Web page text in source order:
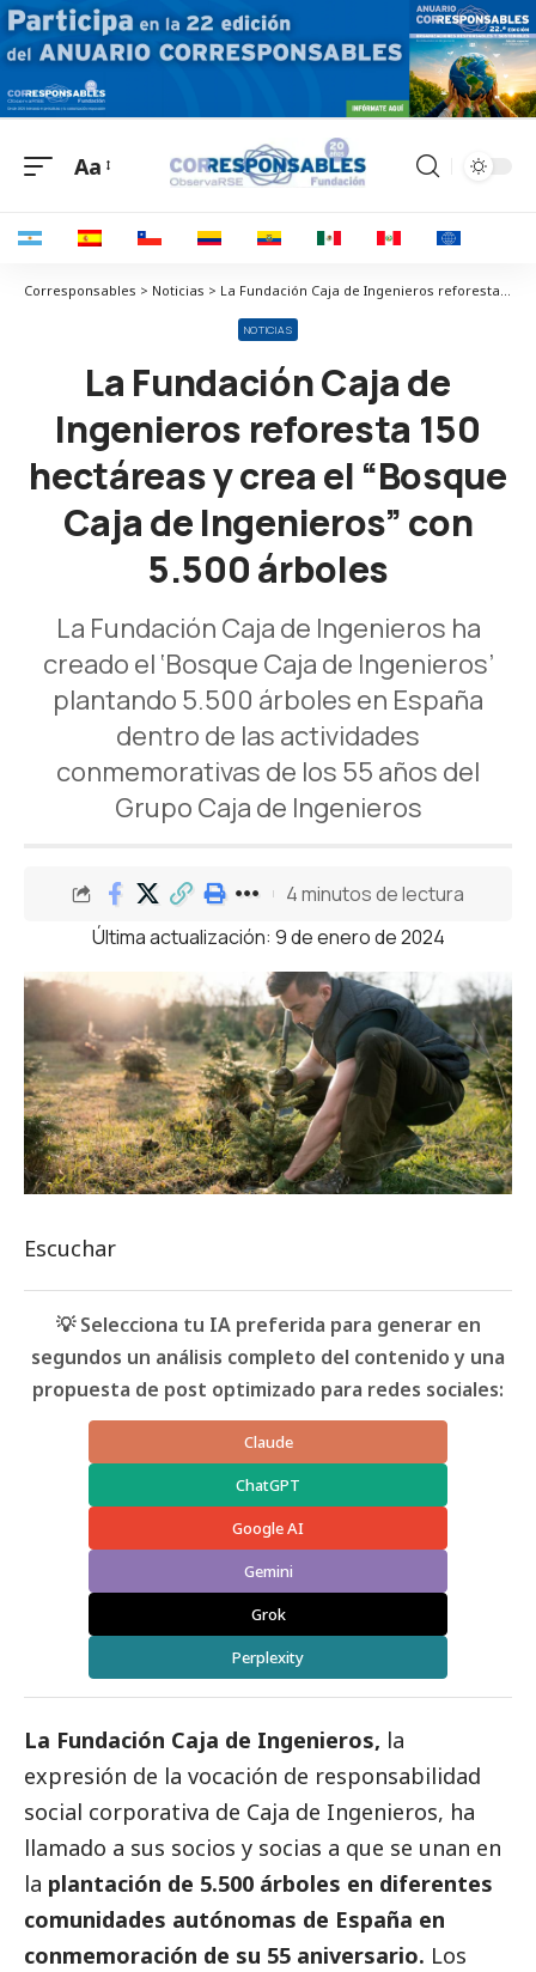
Aa
Corresponsables > Noticias > La Fundación Caja de Ingenieros reforesta 150 hectáreas y crea el “Bosque Caja de Ingenieros” con 5.500 árboles
NOTICIAS
La Fundación Caja de
Ingenieros reforesta 150
hectáreas y crea el “Bosque
Caja de Ingenieros” con
5.500 árboles
La Fundación Caja de Ingenieros ha
creado el ‘Bosque Caja de Ingenieros’
plantando 5.500 árboles en España
dentro de las actividades
conmemorativas de los 55 años del
Grupo Caja de Ingenieros
Última actualización: 9 de enero de 2024
4 minutos de lectura
Escuchar
💡 Selecciona tu IA preferida para generar en
segundos un análisis completo del contenido y una
propuesta de post optimizado para redes sociales:
Claude
ChatGPT
Google AI
Gemini
Grok
Perplexity
La Fundación Caja de Ingenieros, la
expresión de la vocación de responsabilidad
social corporativa de Caja de Ingenieros, ha
llamado a sus socios y socias a que se unan en
la plantación de 5.500 árboles en diferentes
comunidades autónomas de España en
conmemoración de su 55 aniversario. Los